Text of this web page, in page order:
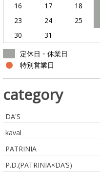
16
17 18
23
24 25
30
31
定休日・休業日
特別営業日
category
DA'S
kaval
PATRINIA
P.D.(PATRINIA×DA’S)